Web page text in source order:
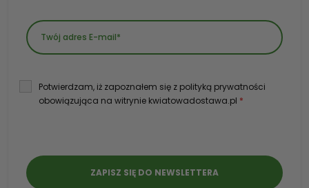
Potwierdzam, iż zapoznałem się z polityką prywatności
obowiązująca na witrynie kwiatowadostawa.pl *